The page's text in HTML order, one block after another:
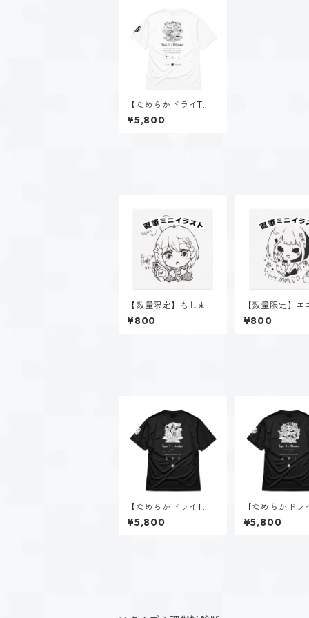
【なめらかドライTシ
ャツ】タイプ１-正す
人（ホーリー）｜ホワ
¥5,800
【数量限定】もしまほ
直筆イラスト
¥800
【数量限定】エ
筆イラスト
¥800
【なめらかドライTシ
ャツ】タイプ５-考え
る人（ダーク）｜ブラ
¥5,800
【なめらかドラ
ャツ】タイプ８
る人（ダーク）
¥5,800